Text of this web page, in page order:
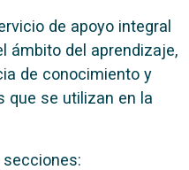
de apoyo integral
ámbito del aprendizaje,
de conocimiento y
que se utilizan en la
secciones: